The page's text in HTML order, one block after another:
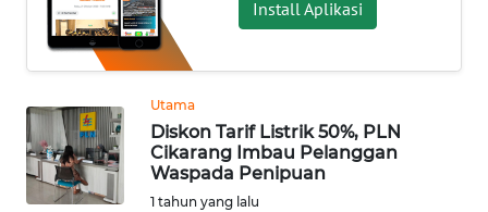
Install Aplikasi
Utama
Diskon Tarif Listrik 50%, PLN
Cikarang Imbau Pelanggan
Waspada Penipuan
1 tahun yang lalu
SERBA-
SERBI
SOLO
OPINI